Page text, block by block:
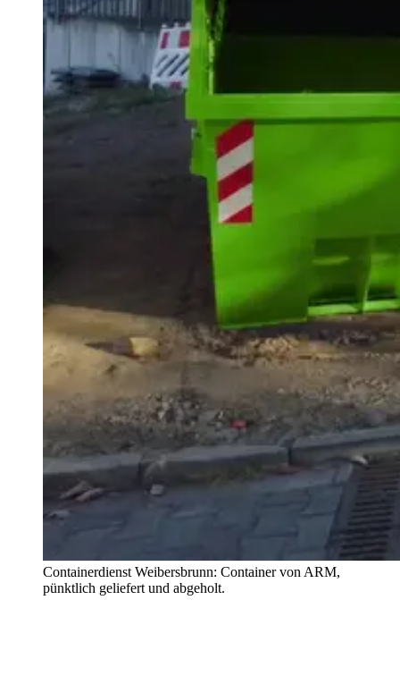
Containerdienst Weibersbrunn: Container von ARM,
pünktlich geliefert und abgeholt.